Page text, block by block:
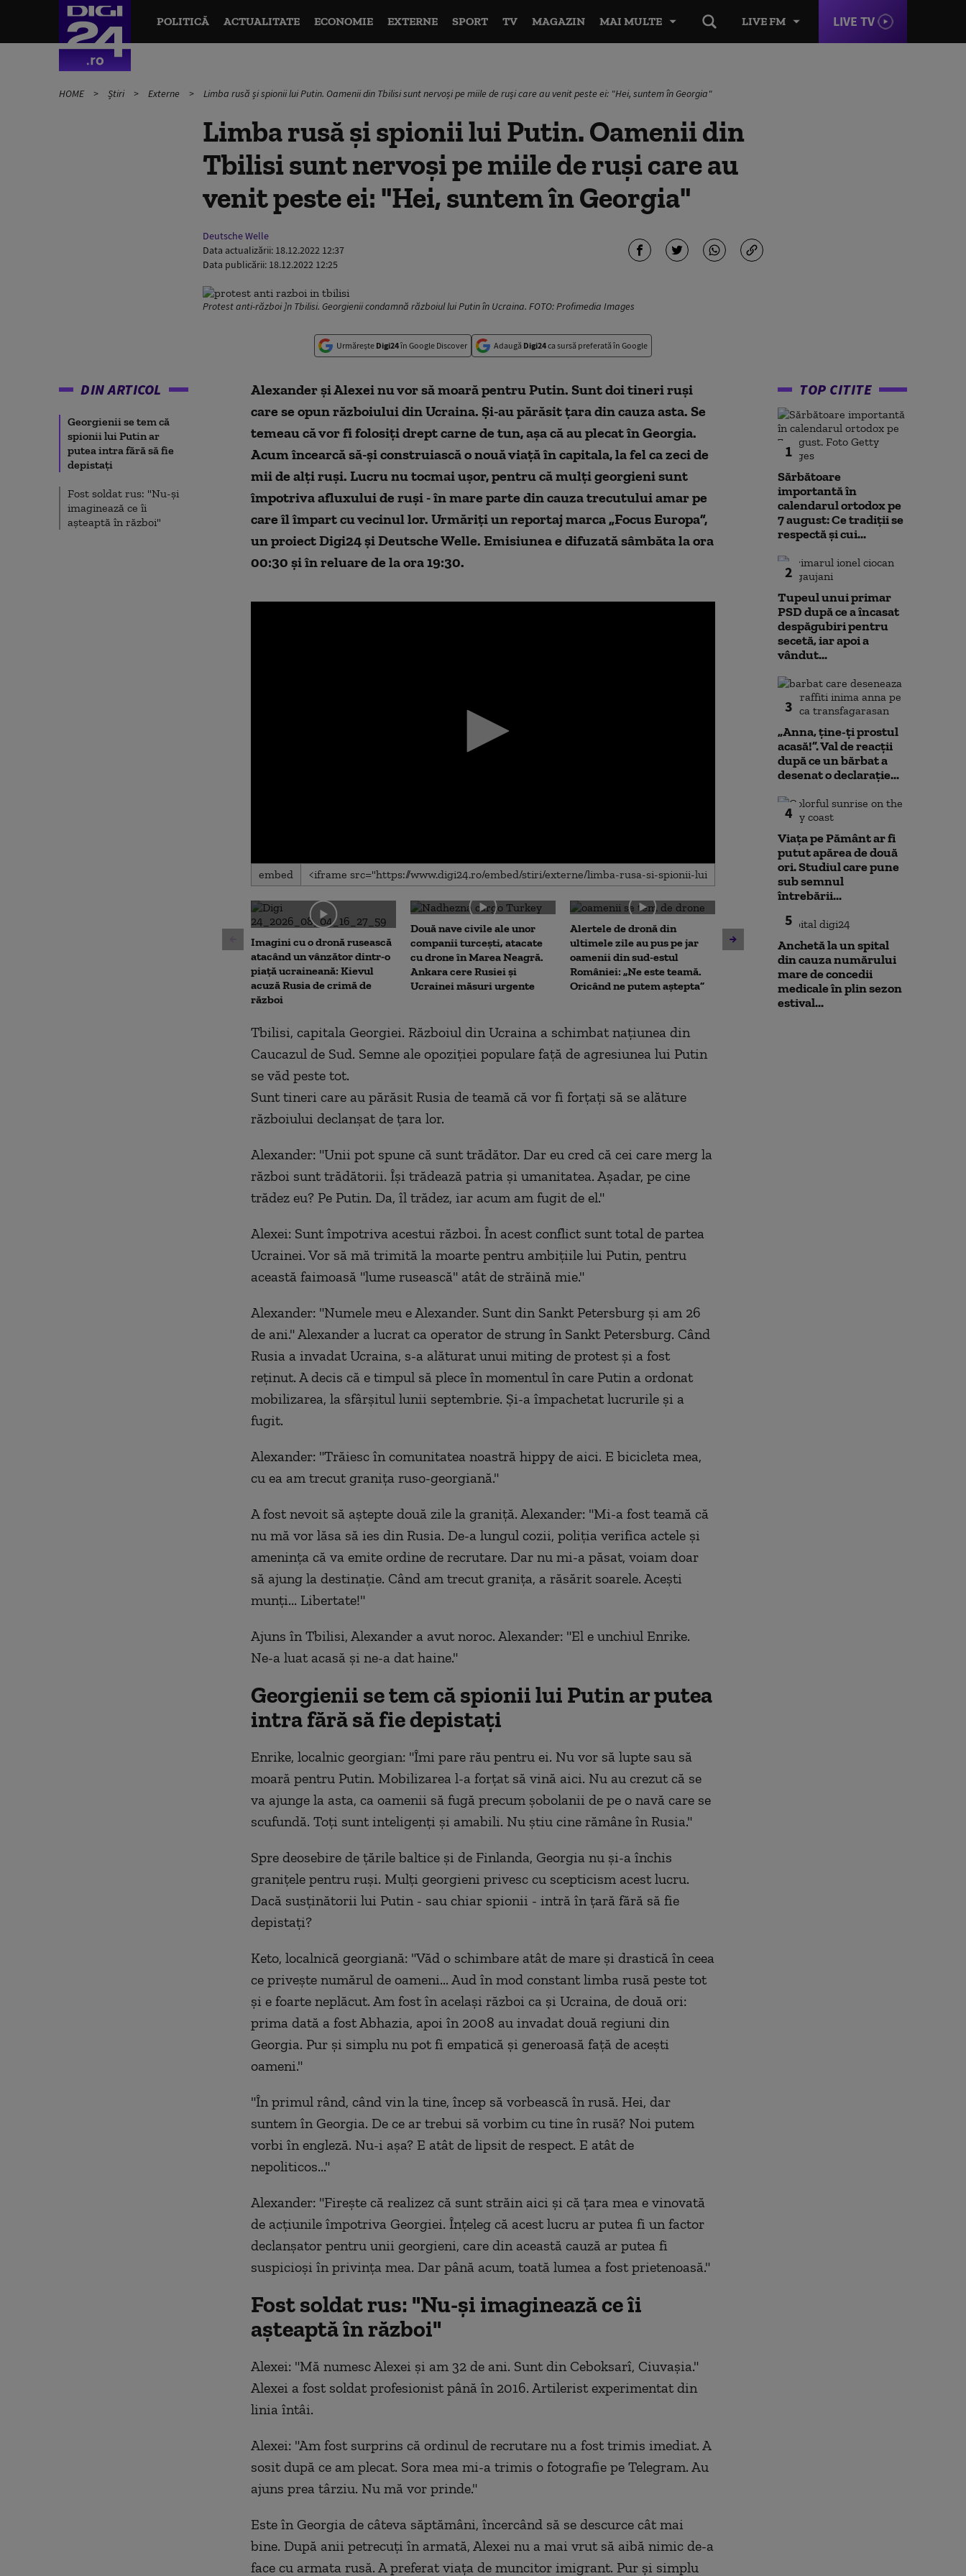
LIVE FM LIVE TV
POLITICĂ ACTUALITATE ECONOMIE EXTERNE SPORT TV MAGAZIN MAI MULTE
HOME Știri Externe Limba rusă și spionii lui Putin. Oamenii din Tbilisi sunt nervoși pe miile de ruși care au venit peste ei: "Hei, suntem în Georgia"
Limba rusă și spionii lui Putin. Oamenii din
Tbilisi sunt nervoși pe miile de ruși care au
venit peste ei: "Hei, suntem în Georgia"
Deutsche Welle
Data actualizării: 18.12.2022 12:37
Data publicării: 18.12.2022 12:25
Protest anti-război ]n Tbilisi. Georgienii condamnă războiul lui Putin în Ucraina. FOTO: Profimedia Images
Urmărește Digi24în Google Discover Adaugă Digi24ca sursă preferată în Google
DIN ARTICOL
Georgienii se tem că
spionii lui Putin ar
putea intra fără să fie
depistați
Fost soldat rus: "Nu-și
imaginează ce îi
așteaptă în război"
Alexander și Alexei nu vor să moară pentru Putin. Sunt doi tineri ruși
care se opun războiului din Ucraina. Și-au părăsit țara din cauza asta. Se
temeau că vor fi folosiți drept carne de tun, așa că au plecat în Georgia.
Acum încearcă să-și construiască o nouă viață în capitala, la fel ca zeci de
mii de alți ruși. Lucru nu tocmai ușor, pentru că mulți georgieni sunt
împotriva afluxului de ruși - în mare parte din cauza trecutului amar pe
care îl împart cu vecinul lor. Urmăriți un reportaj marca „Focus Europa”,
un proiect Digi24 şi Deutsche Welle. Emisiunea e difuzată sâmbăta la ora
00:30 și în reluare de la ora 19:30.
0
seconds
0
seconds
Volume
90%
embed
Imagini cu o dronă rusească
atacând un vânzător dintr-o
piață ucraineană: Kievul
acuză Rusia de crimă de
război
Două nave civile ale unor
companii turcești, atacate
cu drone în Marea Neagră.
Ankara cere Rusiei și
Ucrainei măsuri urgente
Alertele de dronă din
ultimele zile au pus pe jar
oamenii din sud-estul
României: „Ne este teamă.
Oricând ne putem aștepta”
Nuclearelectrica: „Mai
putem câștiga două-trei
zile”. Ce se va întâmpla cu
reactorul 2 de la Cernavodă
„Poporul
inflație”
Tbilisi, capitala Georgiei. Războiul din Ucraina a schimbat națiunea din
Caucazul de Sud. Semne ale opoziției populare față de agresiunea lui Putin
se văd peste tot.
Sunt tineri care au părăsit Rusia de teamă că vor fi forțați să se alăture
războiului declanșat de țara lor.
Alexander: "Unii pot spune că sunt trădător. Dar eu cred că cei care merg la
război sunt trădătorii. Își trădează patria și umanitatea. Așadar, pe cine
trădez eu? Pe Putin. Da, îl trădez, iar acum am fugit de el."
Alexei: Sunt împotriva acestui război. În acest conflict sunt total de partea
Ucrainei. Vor să mă trimită la moarte pentru ambițiile lui Putin, pentru
această faimoasă "lume rusească" atât de străină mie."
Alexander: "Numele meu e Alexander. Sunt din Sankt Petersburg și am 26
de ani." Alexander a lucrat ca operator de strung în Sankt Petersburg. Când
Rusia a invadat Ucraina, s-a alăturat unui miting de protest și a fost
reținut. A decis că e timpul să plece în momentul în care Putin a ordonat
mobilizarea, la sfârșitul lunii septembrie. Și-a împachetat lucrurile și a
fugit.
Alexander: "Trăiesc în comunitatea noastră hippy de aici. E bicicleta mea,
cu ea am trecut granița ruso-georgiană."
A fost nevoit să aștepte două zile la graniță. Alexander: "Mi-a fost teamă că
nu mă vor lăsa să ies din Rusia. De-a lungul cozii, poliția verifica actele și
amenința că va emite ordine de recrutare. Dar nu mi-a păsat, voiam doar
să ajung la destinație. Când am trecut granița, a răsărit soarele. Acești
munți... Libertate!"
Ajuns în Tbilisi, Alexander a avut noroc. Alexander: "El e unchiul Enrike.
Ne-a luat acasă și ne-a dat haine."
Georgienii se tem că spionii lui Putin ar putea
intra fără să fie depistați
Enrike, localnic georgian: "Îmi pare rău pentru ei. Nu vor să lupte sau să
moară pentru Putin. Mobilizarea l-a forțat să vină aici. Nu au crezut că se
va ajunge la asta, ca oamenii să fugă precum șobolanii de pe o navă care se
scufundă. Toți sunt inteligenți și amabili. Nu știu cine rămâne în Rusia."
Spre deosebire de țările baltice și de Finlanda, Georgia nu și-a închis
granițele pentru ruși. Mulți georgieni privesc cu scepticism acest lucru.
Dacă susținătorii lui Putin - sau chiar spionii - intră în țară fără să fie
depistați?
Keto, localnică georgiană: "Văd o schimbare atât de mare și drastică în ceea
ce privește numărul de oameni... Aud în mod constant limba rusă peste tot
și e foarte neplăcut. Am fost în același război ca și Ucraina, de două ori:
prima dată a fost Abhazia, apoi în 2008 au invadat două regiuni din
Georgia. Pur și simplu nu pot fi empatică și generoasă față de acești
oameni."
"În primul rând, când vin la tine, încep să vorbească în rusă. Hei, dar
suntem în Georgia. De ce ar trebui să vorbim cu tine în rusă? Noi putem
vorbi în engleză. Nu-i așa? E atât de lipsit de respect. E atât de
nepoliticos..."
Alexander: "Firește că realizez că sunt străin aici și că țara mea e vinovată
de acțiunile împotriva Georgiei. Înțeleg că acest lucru ar putea fi un factor
declanșator pentru unii georgieni, care din această cauză ar putea fi
suspicioși în privința mea. Dar până acum, toată lumea a fost prietenoasă."
Fost soldat rus: "Nu-și imaginează ce îi
așteaptă în război"
Alexei: "Mă numesc Alexei și am 32 de ani. Sunt din Ceboksarî, Ciuvașia."
Alexei a fost soldat profesionist până în 2016. Artilerist experimentat din
linia întâi.
Alexei: "Am fost surprins că ordinul de recrutare nu a fost trimis imediat. A
sosit după ce am plecat. Sora mea mi-a trimis o fotografie pe Telegram. Au
ajuns prea târziu. Nu mă vor prinde."
Este în Georgia de câteva săptămâni, încercând să se descurce cât mai
bine. După anii petrecuți în armată, Alexei nu a mai vrut să aibă nimic de-a
face cu armata rusă. A preferat viața de muncitor imigrant. Pur și simplu
TOP CITITE
1
Sărbătoare
importantă în
calendarul ortodox pe
7 august: Ce tradiții se
respectă și cui...
2
Tupeul unui primar
PSD după ce a încasat
despăgubiri pentru
secetă, iar apoi a
vândut...
3
„Anna, ţine-ţi prostul
acasă!”. Val de reacții
după ce un bărbat a
desenat o declarație...
4
Viața pe Pământ ar fi
putut apărea de două
ori. Studiul care pune
sub semnul
întrebării...
5
Anchetă la un spital
din cauza numărului
mare de concedii
medicale în plin sezon
estival...